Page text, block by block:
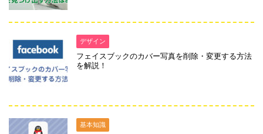
デザイン
フェイスブックのカバー写真を削除・変更する方法
を解説！
基本知識